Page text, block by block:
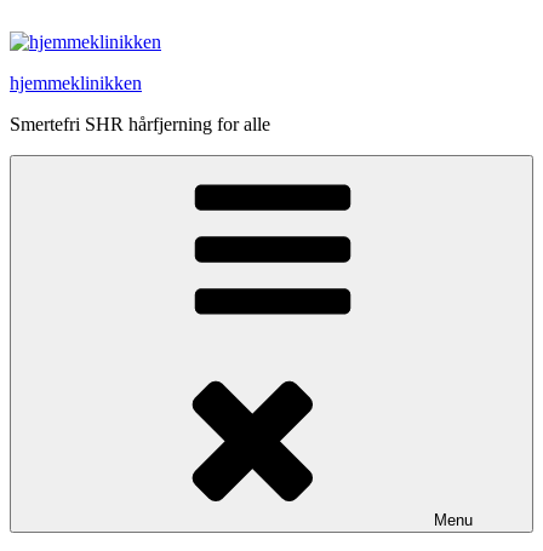
til
hjemmeklinikken
Smertefri SHR hårfjerning for alle
Menu